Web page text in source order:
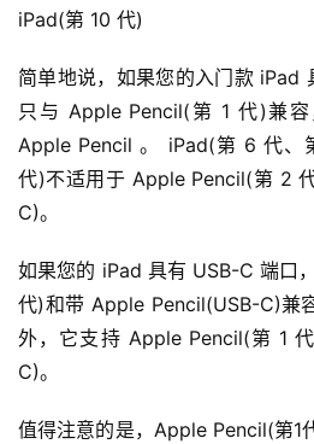
iPad(第 10 代)
简单地说，如果您的入门款 iPad
只与 Apple Pencil(第 1 代)兼
Apple Pencil 。 iPad(第 6 代
代)不适用于 Apple Pencil(第 2
C)。
如果您的 iPad 具有 USB-C 端口
代)和带 Apple Pencil(USB-C)兼
外，它支持 Apple Pencil(第 1
C)。
值得注意的是，Apple Pencil(第1